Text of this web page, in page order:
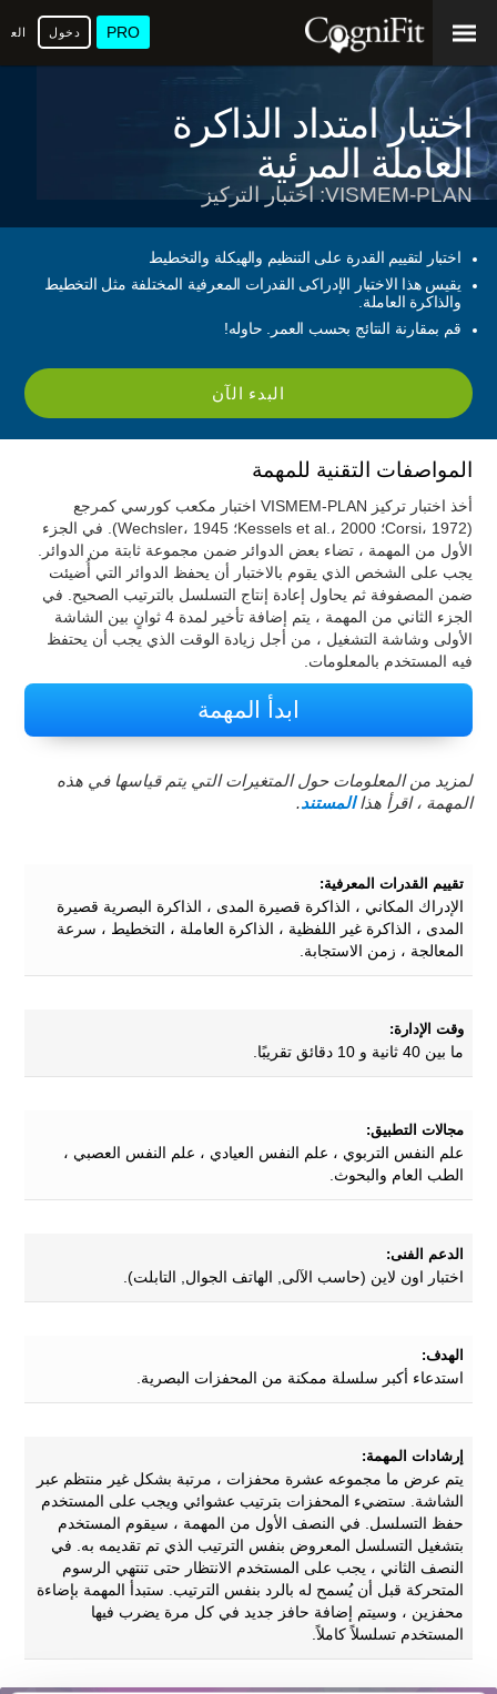
PRO دخول
اختبار امتداد الذاكرة
العاملة المرئية
VISMEM-PLAN: اختبار التركيز
اختبار لتقييم القدرة على التنظيم والهيكلة والتخطيط
يقيس هذا الاختبار الإدراكى القدرات المعرفية المختلفة مثل التخطيط
والذاكرة العاملة.
قم بمقارنة النتائج بحسب العمر. حاوله!
البدء الآن
المواصفات التقنية للمهمة
أخذ اختبار تركيز VISMEM-PLAN اختبار مكعب كورسي كمرجع
(Corsi، 1972؛ Kessels et al.، 2000؛ Wechsler، 1945). في الجزء
الأول من المهمة ، تضاء بعض الدوائر ضمن مجموعة ثابتة من الدوائر.
يجب على الشخص الذي يقوم بالاختبار أن يحفظ الدوائر التي أُضيئت
ضمن المصفوفة ثم يحاول إعادة إنتاج التسلسل بالترتيب الصحيح. في
الجزء الثاني من المهمة ، يتم إضافة تأخير لمدة 4 ثوانٍ بين الشاشة
الأولى وشاشة التشغيل ، من أجل زيادة الوقت الذي يجب أن يحتفظ
فيه المستخدم بالمعلومات.
ابدأ المهمة
لمزيد من المعلومات حول المتغيرات التي يتم قياسها في هذه
المهمة ، اقرأ هذاالمستند.
تقييم القدرات المعرفية:
الإدراك المكاني ، الذاكرة قصيرة المدى ، الذاكرة البصرية قصيرة
المدى ، الذاكرة غير اللفظية ، الذاكرة العاملة ، التخطيط ، سرعة
المعالجة ، زمن الاستجابة.
وقت الإدارة:
ما بين 40 ثانية و 10 دقائق تقريبًا.
مجالات التطبيق:
علم النفس التربوي ، علم النفس العيادي ، علم النفس العصبي ،
الطب العام والبحوث.
الدعم الفنى:
اختبار اون لاين (حاسب الآلى, الهاتف الجوال, التابلت).
الهدف:
استدعاء أكبر سلسلة ممكنة من المحفزات البصرية.
إرشادات المهمة:
يتم عرض ما مجموعه عشرة محفزات ، مرتبة بشكل غير منتظم عبر
الشاشة. ستضيء المحفزات بترتيب عشوائي ويجب على المستخدم
حفظ التسلسل. في النصف الأول من المهمة ، سيقوم المستخدم
بتشغيل التسلسل المعروض بنفس الترتيب الذي تم تقديمه به. في
النصف الثاني ، يجب على المستخدم الانتظار حتى تنتهي الرسوم
المتحركة قبل أن يُسمح له بالرد بنفس الترتيب. ستبدأ المهمة بإضاءة
محفزين ، وسيتم إضافة حافز جديد في كل مرة يضرب فيها
المستخدم تسلسلاً كاملاً.